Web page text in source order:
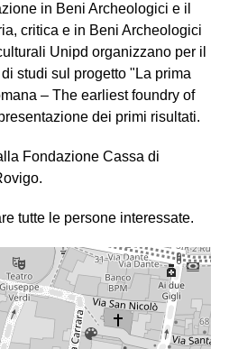
in Beni Archeologici e il
critica e in Beni Archeologici
Unipd organizzano per il
studi sul progetto "La prima
– The earliest foundry of
dei primi risultati.
Fondazione Cassa di
tutte le persone interessate.